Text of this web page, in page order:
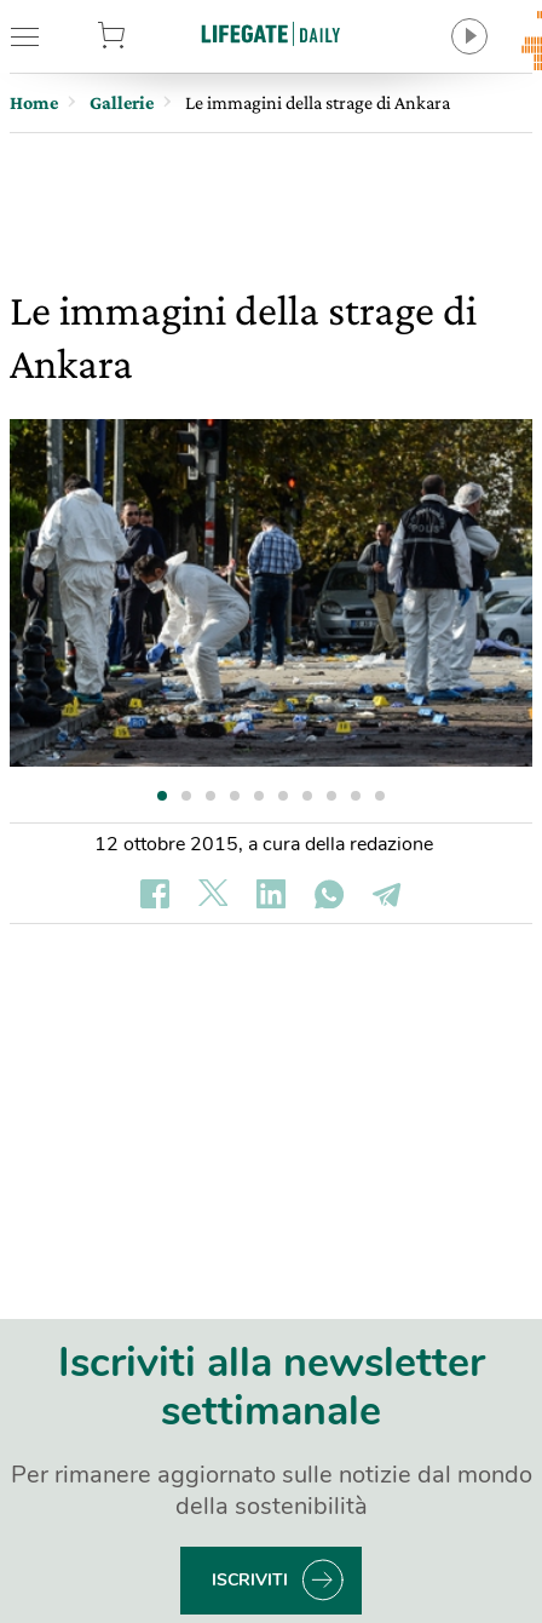
Home Gallerie Le immagini della strage di Ankara
Le immagini della strage di
Ankara
12 ottobre 2015, a cura della redazione
Iscriviti alla newsletter
settimanale
Per rimanere aggiornato sulle notizie dal mondo
della sostenibilità
ISCRIVITI